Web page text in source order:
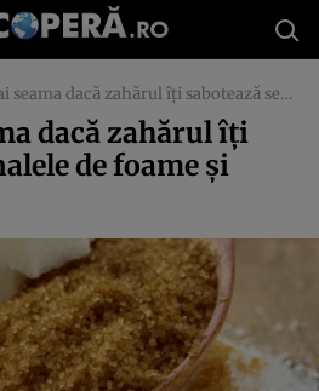
dacă zahărul îți sabotează semnalele de foame și sațietate?
dacă zahărul îți
de foame și